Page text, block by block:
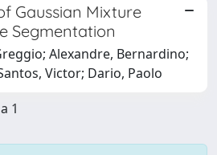
Gaussian Mixture
Segmentation
Alexandre, Bernardino;
Victor; Dario, Paolo
1